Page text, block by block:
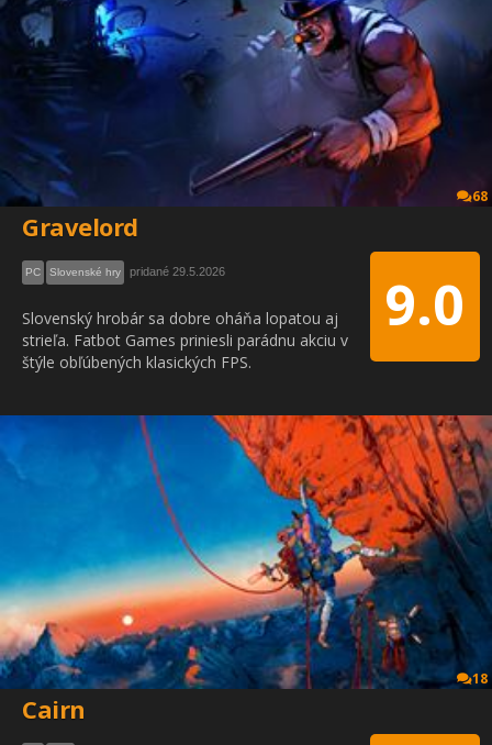
68
Gravelord
9.0
PC Slovenské hry pridané 29.5.2026
Slovenský hrobár sa dobre oháňa lopatou aj
strieľa. Fatbot Games priniesli parádnu akciu v
štýle obľúbených klasických FPS.
18
Cairn